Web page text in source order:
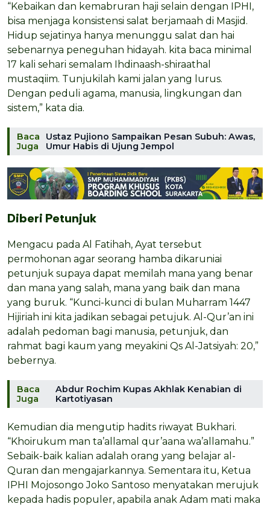
“Kebaikan dan kemabruran haji selain dengan IPHI,
bisa menjaga konsistensi salat berjamaah di Masjid.
Hidup sejatinya hanya menunggu salat dan hai
sebenarnya peneguhan hidayah. kita baca minimal
17 kali sehari semalam Ihdinaash-shiraathal
mustaqiim. Tunjukilah kami jalan yang lurus.
Dengan peduli agama, manusia, lingkungan dan
sistem,” kata dia.
Baca
Juga
Ustaz Pujiono Sampaikan Pesan Subuh: Awas,
Umur Habis di Ujung Jempol
Diberi Petunjuk
Mengacu pada Al Fatihah, Ayat tersebut
permohonan agar seorang hamba dikaruniai
petunjuk supaya dapat memilah mana yang benar
dan mana yang salah, mana yang baik dan mana
yang buruk. “Kunci-kunci di bulan Muharram 1447
Hijiriah ini kita jadikan sebagai petujuk. Al-Qur’an ini
adalah pedoman bagi manusia, petunjuk, dan
rahmat bagi kaum yang meyakini Qs Al-Jatsiyah: 20,”
bebernya.
Baca
Juga
Abdur Rochim Kupas Akhlak Kenabian di
Kartotiyasan
Kemudian dia mengutip hadits riwayat Bukhari.
“Khoirukum man ta’allamal qur’aana wa’allamahu.”
Sebaik-baik kalian adalah orang yang belajar al-
Quran dan mengajarkannya. Sementara itu, Ketua
IPHI Mojosongo Joko Santoso menyatakan merujuk
kepada hadis populer, apabila anak Adam mati maka